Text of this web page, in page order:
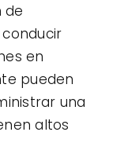
de
en
pueden
una
altos